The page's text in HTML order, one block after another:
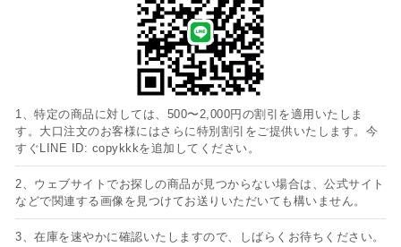
1、特定の商品に対しては、500〜2,000円の割引を適用いたしま
す。大口注文のお客様にはさらに特別割引をご提供いたします。今
すぐLINE ID: copykkkを追加してください。
2、ウェブサイトでお探しの商品が見つからない場合は、公式サイト
などで関連する画像を見つけてお送りいただいても構いません。
3、在庫を速やかに確認いたしますので、しばらくお待ちください。